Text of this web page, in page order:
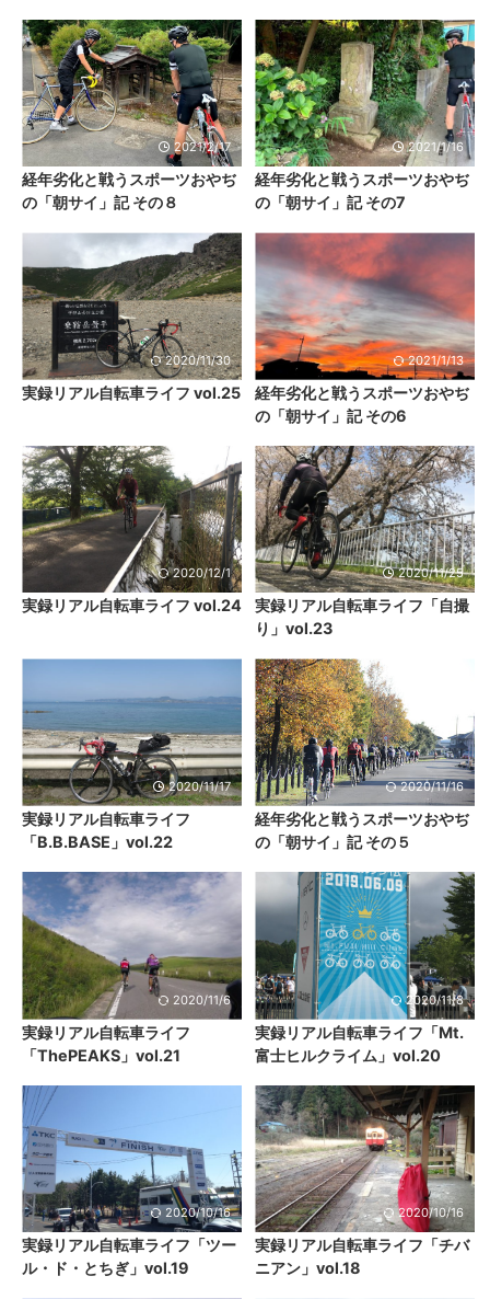
2021/2/17
経年劣化と戦うスポーツおやぢ
の「朝サイ」記 その８
2021/1/16
経年劣化と戦うスポーツおやぢ
の「朝サイ」記 その7
2020/11/30
実録リアル自転車ライフ vol.25
2021/1/13
経年劣化と戦うスポーツおやぢ
の「朝サイ」記 その6
2020/12/1
実録リアル自転車ライフ vol.24
2020/11/25
実録リアル自転車ライフ「自撮
り」vol.23
2020/11/17
実録リアル自転車ライフ
「B.B.BASE」vol.22
2020/11/16
経年劣化と戦うスポーツおやぢ
の「朝サイ」記 その５
2020/11/6
実録リアル自転車ライフ
「ThePEAKS」vol.21
2020/11/8
実録リアル自転車ライフ「Mt.
富士ヒルクライム」vol.20
2020/10/16
実録リアル自転車ライフ「ツー
ル・ド・とちぎ」vol.19
2020/10/16
実録リアル自転車ライフ「チバ
ニアン」vol.18